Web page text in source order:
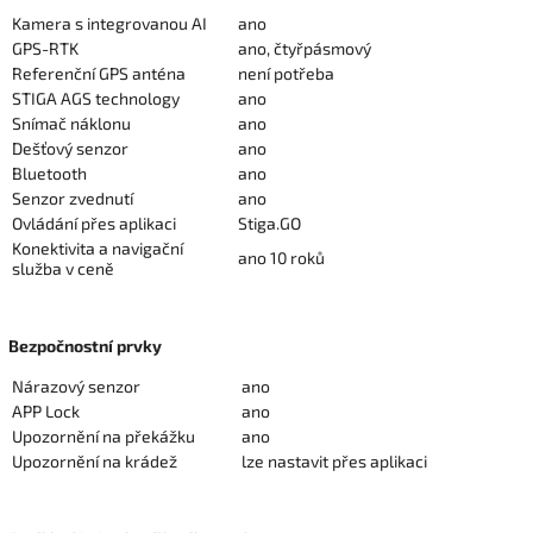
Kamera s integrovanou AI
ano
GPS-RTK
ano, čtyřpásmový
Referenční GPS anténa
není potřeba
STIGA AGS technology
ano
Snímač náklonu
ano
Dešťový senzor
ano
Bluetooth
ano
Senzor zvednutí
ano
Ovládání přes aplikaci
Stiga.GO
Konektivita a navigační
služba v ceně
ano 10 roků
Bezpočnostní prvky
Nárazový senzor
ano
APP Lock
ano
Upozornění na překážku
ano
Upozornění na krádež
lze nastavit přes aplikaci